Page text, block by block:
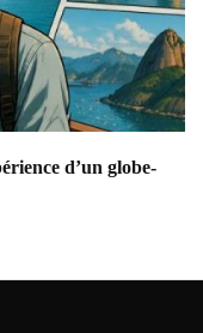
d’un globe-